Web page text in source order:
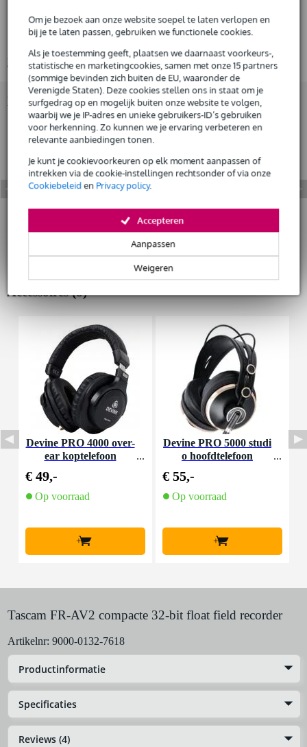
Om je bezoek aan onze website soepel te laten verlopen en
bij je te laten passen, gebruiken we functionele cookies.
Als je toestemming geeft, plaatsen we daarnaast voorkeurs-,
statistische en marketingcookies, samen met onze 15 partners
(sommige bevinden zich buiten de EU, waaronder de
Verenigde Staten). Deze cookies stellen ons in staat om je
surfgedrag op en mogelijk buiten onze website te volgen,
waarbij we je IP-adres en unieke gebruikers-ID’s gebruiken
voor herkenning. Zo kunnen we je ervaring verbeteren en
relevante aanbiedingen tonen.
Je kunt je cookievoorkeuren op elk moment aanpassen of
intrekken via de cookie-instellingen rechtsonder of via onze
Cookiebeleiden Privacy policy.
Weigeren
Aanpassen
Accepteren
Al na 4 maanden maandelijks opzegbaar
De mogelijkheid om je product(en) met korting te kopen
Snelle vervanging door Bax Music bij een defect
Huur dit product
bus power of los verkrijgbare Tascam PS-P520U adapter
stroomverbruik: 3.8 W (maximaal)
Bekijk alle productspecificaties
Bekijk ook eens (1)
Accessoires (8)
Devine PRO 4000 over-
ear koptelefoon
€ 49,-
Op voorraad
+
Devine PRO 5000 studi
o hoofdtelefoon
€ 55,-
Op voorraad
+
Tascam FR-AV2 compacte 32-bit float field recorder
Artikelnr: 9000-0132-7618
Productinformatie
Specificaties
Reviews (4)